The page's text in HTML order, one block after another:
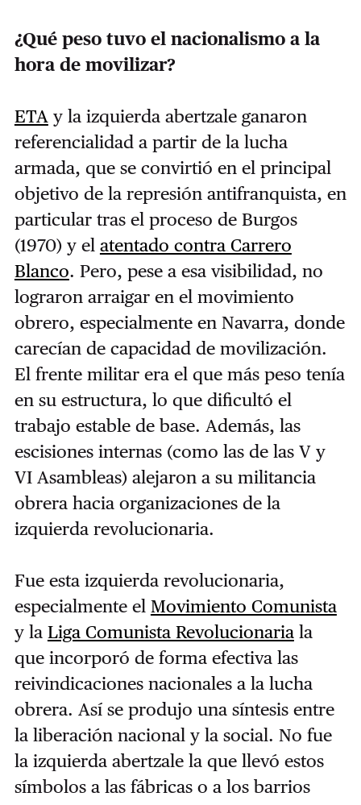
¿Qué peso tuvo el nacionalismo a la
hora de movilizar?
ETA y la izquierda abertzale ganaron
referencialidad a partir de la lucha
armada, que se convirtió en el principal
objetivo de la represión antifranquista, en
particular tras el proceso de Burgos
(1970) y el atentado contra Carrero
Blanco. Pero, pese a esa visibilidad, no
lograron arraigar en el movimiento
obrero, especialmente en Navarra, donde
carecían de capacidad de movilización.
El frente militar era el que más peso tenía
en su estructura, lo que dificultó el
trabajo estable de base. Además, las
escisiones internas (como las de las V y
VI Asambleas) alejaron a su militancia
obrera hacia organizaciones de la
izquierda revolucionaria.
Fue esta izquierda revolucionaria,
especialmente el Movimiento Comunista
y la Liga Comunista Revolucionariala
que incorporó de forma efectiva las
reivindicaciones nacionales a la lucha
obrera. Así se produjo una síntesis entre
la liberación nacional y la social. No fue
la izquierda abertzale la que llevó estos
símbolos a las fábricas o a los barrios